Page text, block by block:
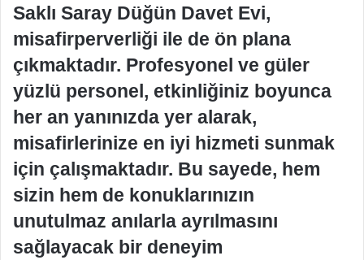
Saklı Saray Düğün Davet Evi,
misafirperverliği ile de ön plana
çıkmaktadır. Profesyonel ve güler
yüzlü personel, etkinliğiniz boyunca
her an yanınızda yer alarak,
misafirlerinize en iyi hizmeti sunmak
için çalışmaktadır. Bu sayede, hem
sizin hem de konuklarınızın
unutulmaz anılarla ayrılmasını
sağlayacak bir deneyim